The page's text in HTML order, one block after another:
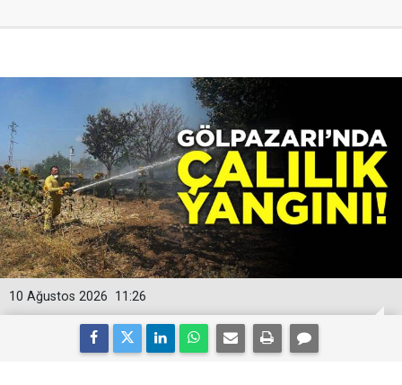
11:26
10 Ağustos 2026